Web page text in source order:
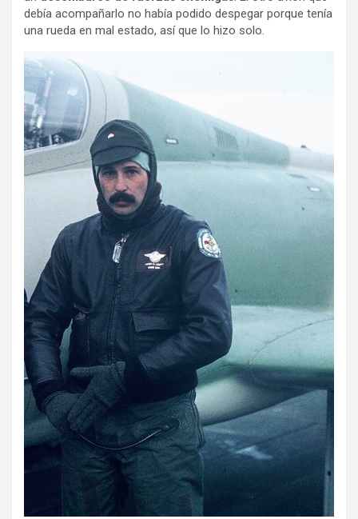
debía acompañarlo no había podido despegar porque tenía
una rueda en mal estado, así que lo hizo solo.